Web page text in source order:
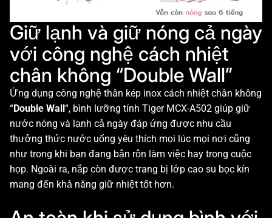
Giữ lạnh và giữ nóng cả ngày
với công nghệ cách nhiệt
chân không “Double Wall”
Ứng dụng công nghệ thân kép inox cách nhiệt chân không
“Double Wall“, bình lưỡng tính Tiger MCX-A502 giúp giữ
nước nóng và lạnh cả ngày đáp ứng được nhu cầu
thưởng thức nước uống yêu thích mọi lúc mọi nơi cũng
như trong khi bạn đang bận rộn làm việc hay trong cuộc
họp. Ngoài ra, nắp còn được trang bị lớp cao su bọc kín
mang đến khả năng giữ nhiệt tốt hơn.